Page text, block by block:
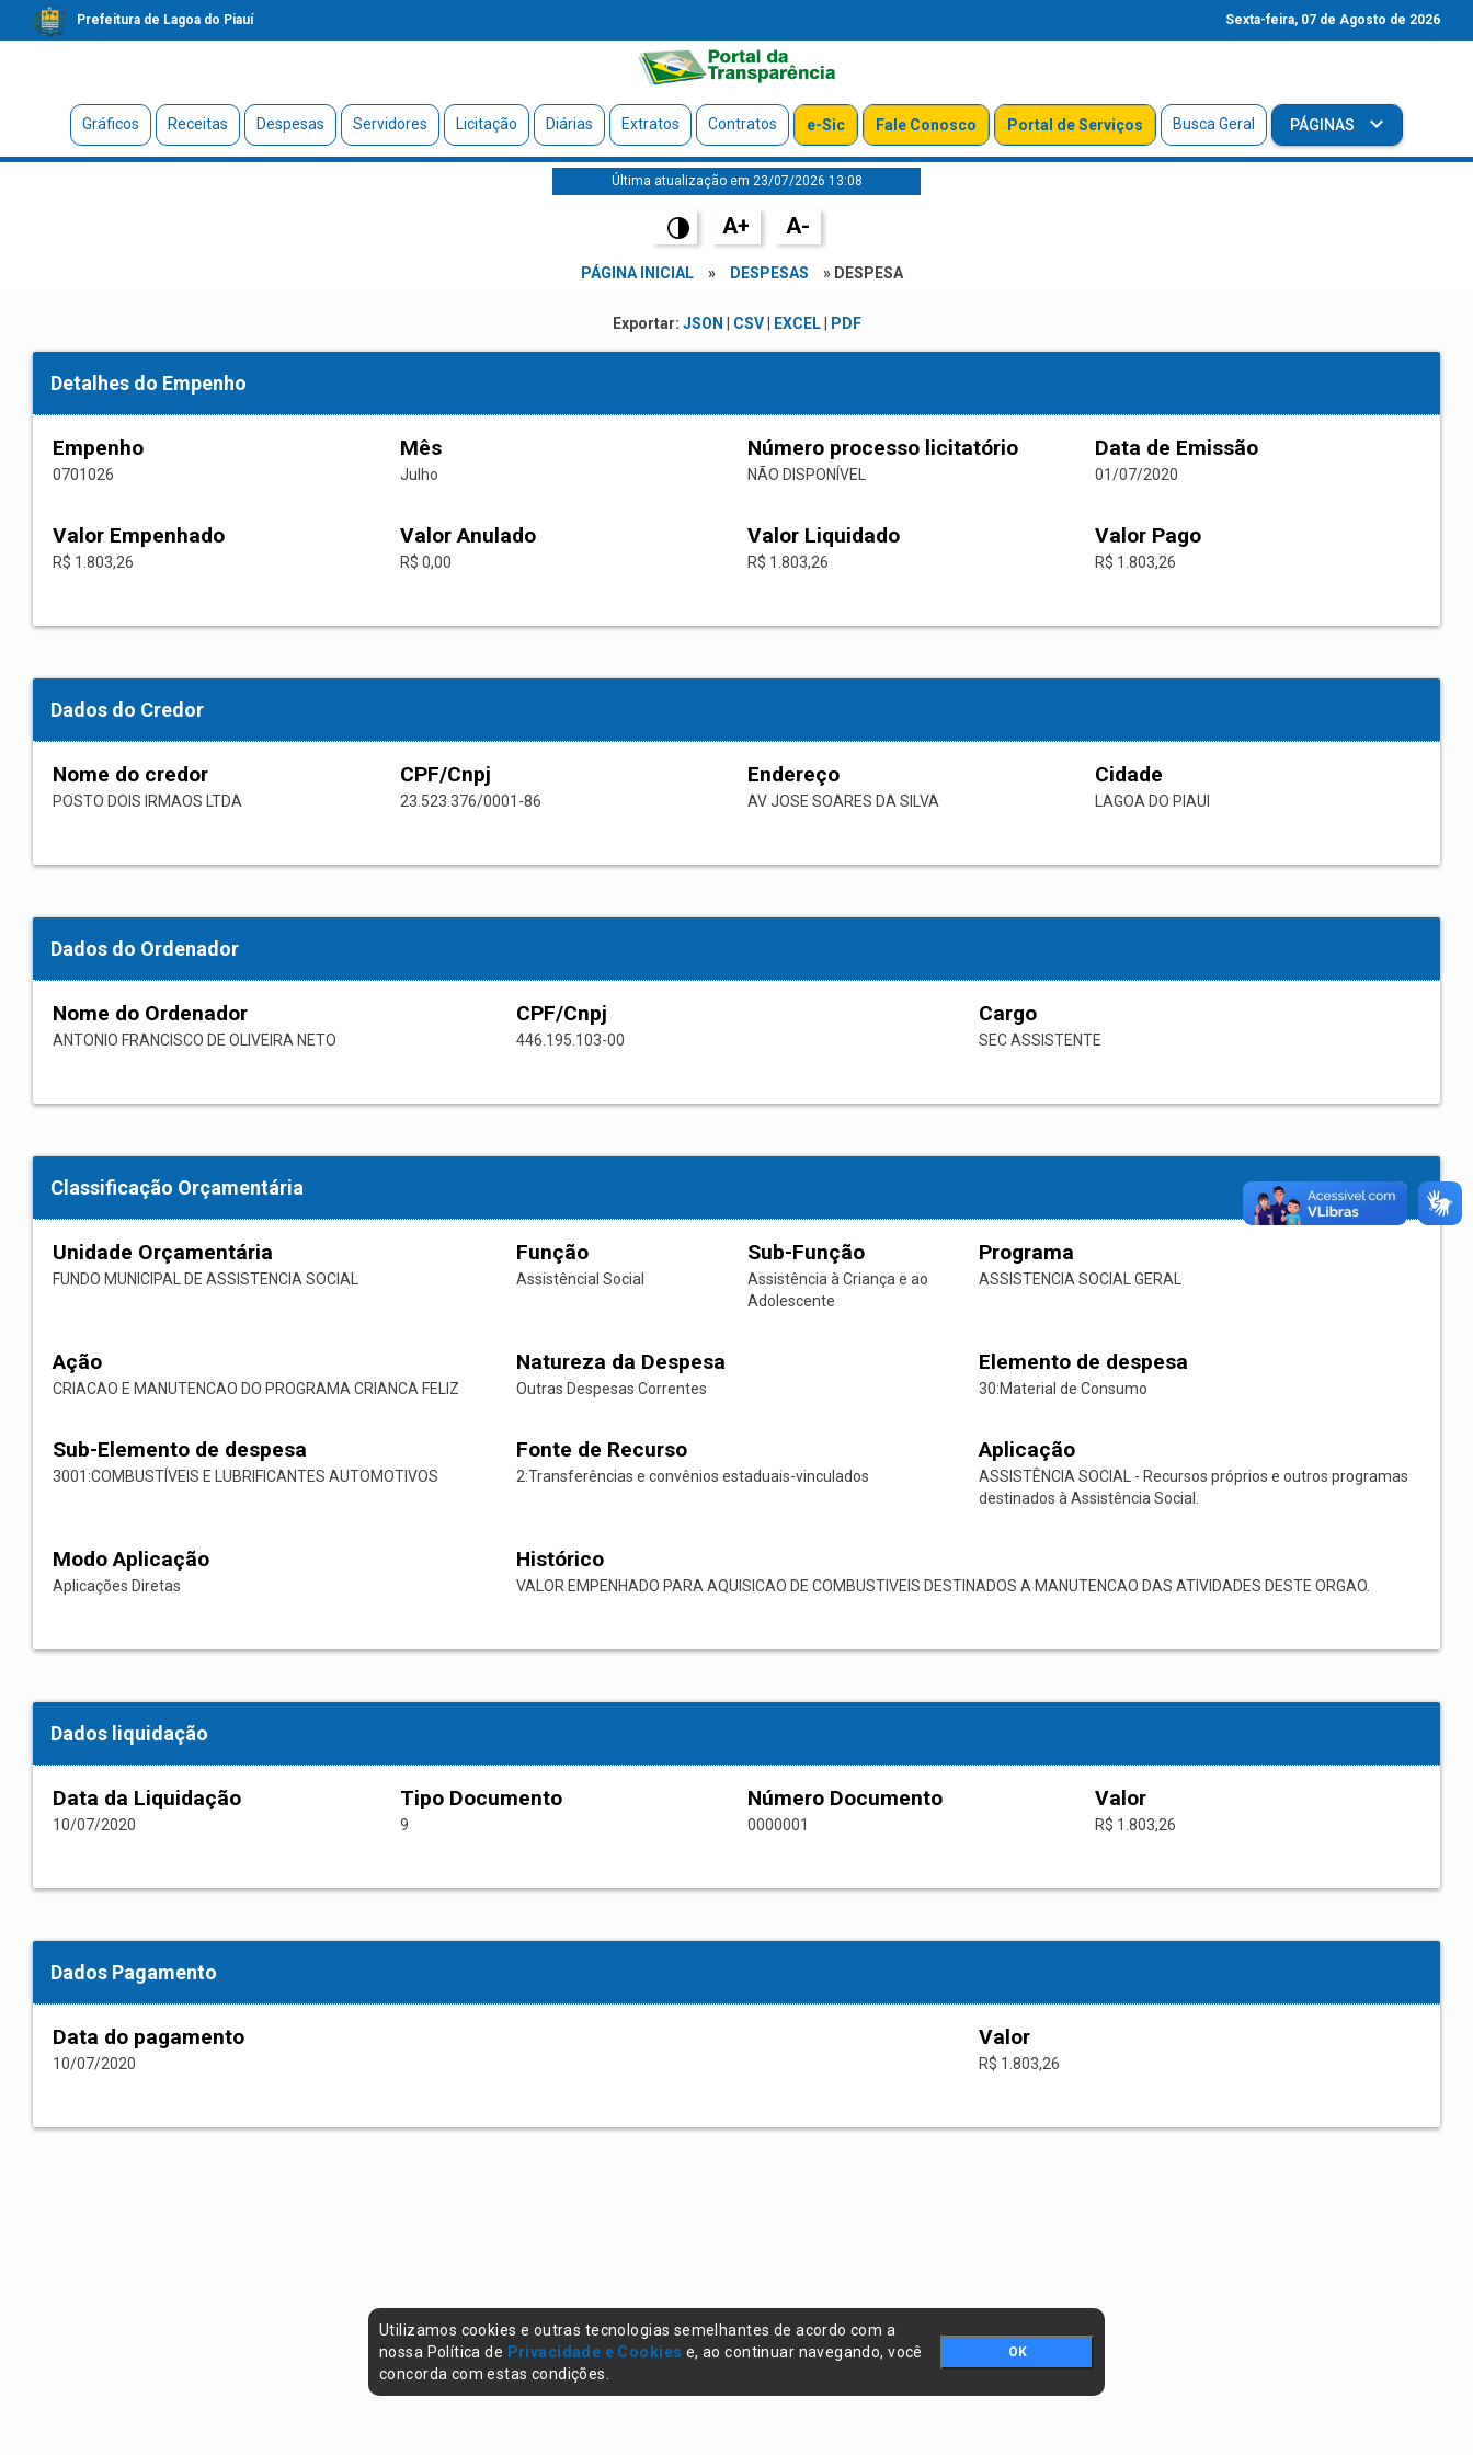
Prefeitura de Lagoa do Piauí Sexta-feira, 07 de Agosto de 2026
Gráficos Receitas Despesas Servidores Licitação Diárias Extratos Contratos e-Sic Fale Conosco Portal de Serviços Busca Geral PÁGINAS
Última atualização em 23/07/2026 13:08
A+ A-
PÁGINA INICIAL » DESPESAS » DESPESA
Exportar: JSON CSV| EXCEL| PDF
Detalhes do Empenho
Empenho
0701026
Mês
Julho
Número processo licitatório
NÃO DISPONÍVEL
Data de Emissão
01/07/2020
Valor Empenhado
R$ 1.803,26
Valor Anulado
R$ 0,00
Valor Liquidado
R$ 1.803,26
Valor Pago
R$ 1.803,26
Dados do Credor
Nome do credor
POSTO DOIS IRMAOS LTDA
CPF/Cnpj
23.523.376/0001-86
Endereço
AV JOSE SOARES DA SILVA
Cidade
LAGOA DO PIAUI
Dados do Ordenador
Nome do Ordenador
ANTONIO FRANCISCO DE OLIVEIRA NETO
CPF/Cnpj
446.195.103-00
Cargo
SEC ASSISTENTE
Classificação Orçamentária
Unidade Orçamentária
FUNDO MUNICIPAL DE ASSISTENCIA SOCIAL
Função
Assistêncial Social
Sub-Função
Assistência à Criança e ao
Adolescente
Programa
ASSISTENCIA SOCIAL GERAL
Ação
CRIACAO E MANUTENCAO DO PROGRAMA CRIANCA FELIZ
Natureza da Despesa
Outras Despesas Correntes
Elemento de despesa
30:Material de Consumo
Sub-Elemento de despesa
3001:COMBUSTÍVEIS E LUBRIFICANTES AUTOMOTIVOS
Fonte de Recurso
2:Transferências e convênios estaduais-vinculados
Aplicação
ASSISTÊNCIA SOCIAL - Recursos próprios e outros programas
destinados à Assistência Social.
Modo Aplicação
Aplicações Diretas
Histórico
VALOR EMPENHADO PARA AQUISICAO DE COMBUSTIVEIS DESTINADOS A MANUTENCAO DAS ATIVIDADES DESTE ORGAO.
Dados liquidação
Data da Liquidação
10/07/2020
Tipo Documento
9
Número Documento
0000001
Valor
R$ 1.803,26
Dados Pagamento
Data do pagamento
10/07/2020
Valor
R$ 1.803,26
Utilizamos cookies e outras tecnologias semelhantes de acordo com a
nossa Política de Privacidade e Cookies e, ao continuar navegando, você
concorda com estas condições.
OK